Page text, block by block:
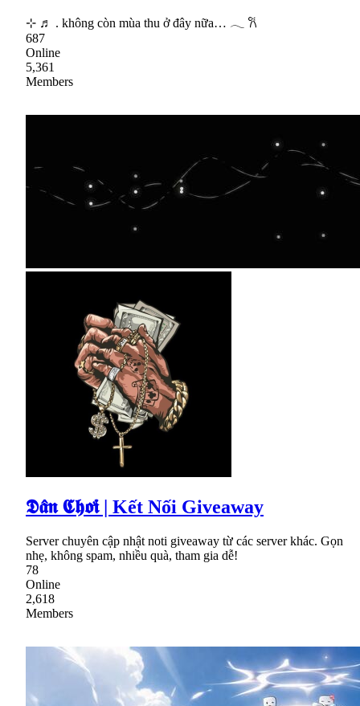
⊹ ♬ . không còn mùa thu ở đây nữa… 𓂃 𐙚
687
Online
5,361
Members
𝕯𝖆̂𝖓 𝕮𝖍𝖔̛𝖎 | Kết Nối Giveaway
Server chuyên cập nhật noti giveaway từ các server khác. Gọn
nhẹ, không spam, nhiều quà, tham gia dễ!
78
Online
2,618
Members